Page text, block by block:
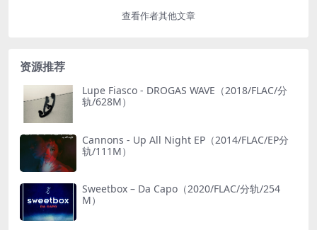
查看作者其他文章
资源推荐
Lupe Fiasco - DROGAS WAVE（2018/FLAC/分
轨/628M）
Cannons - Up All Night EP（2014/FLAC/EP分
轨/111M）
Sweetbox – Da Capo（2020/FLAC/分轨/254
M）